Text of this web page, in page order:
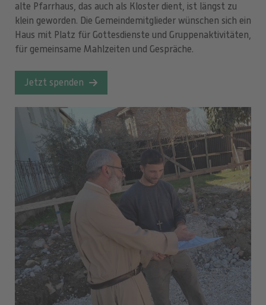
alte Pfarrhaus, das auch als Kloster dient, ist längst zu
klein geworden. Die Gemeindemitglieder wünschen sich ein
Haus mit Platz für Gottesdienste und Gruppenaktivitäten,
für gemeinsame Mahlzeiten und Gespräche.
Jetzt spenden